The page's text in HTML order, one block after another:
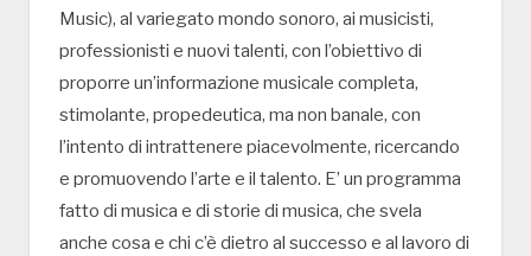
Music), al variegato mondo sonoro, ai musicisti,
professionisti e nuovi talenti, con l’obiettivo di
proporre un’informazione musicale completa,
stimolante, propedeutica, ma non banale, con
l’intento di intrattenere piacevolmente, ricercando
e promuovendo l’arte e il talento. E’ un programma
fatto di musica e di storie di musica, che svela
anche cosa e chi c’è dietro al successo e al lavoro di